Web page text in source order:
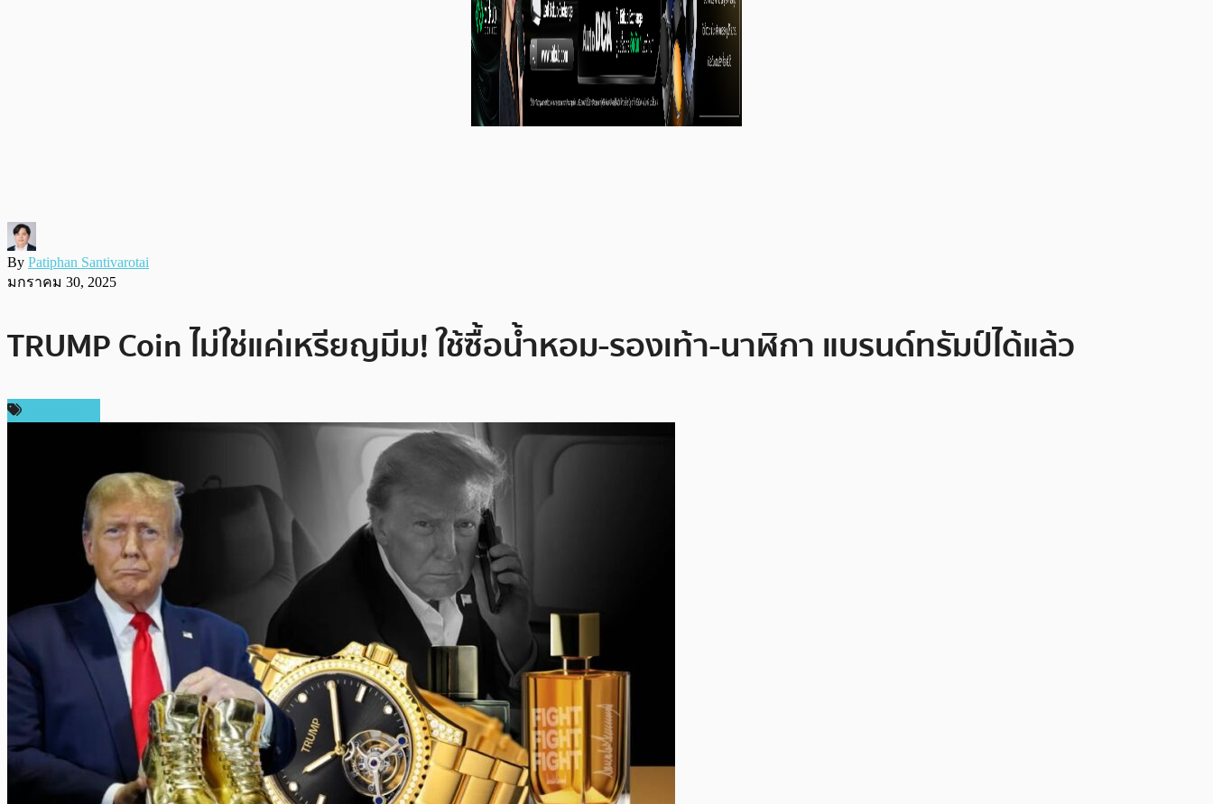
By Patiphan Santivarotai
มกราคม 30, 2025
TRUMP Coin ไม่ใช่แค่เหรียญมีม! ใช้ซื้อน้ำหอม-รองเท้า-นาฬิกา แบรนด์ทรัมป์ได้แล้ว